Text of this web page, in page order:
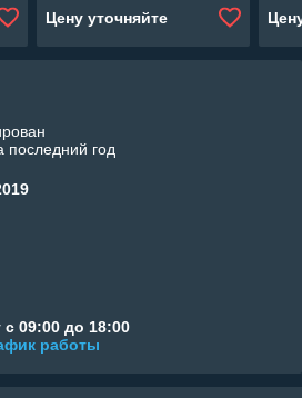
Цену уточняйте
м3/
последний год
с 09:00 до 18:00
работы